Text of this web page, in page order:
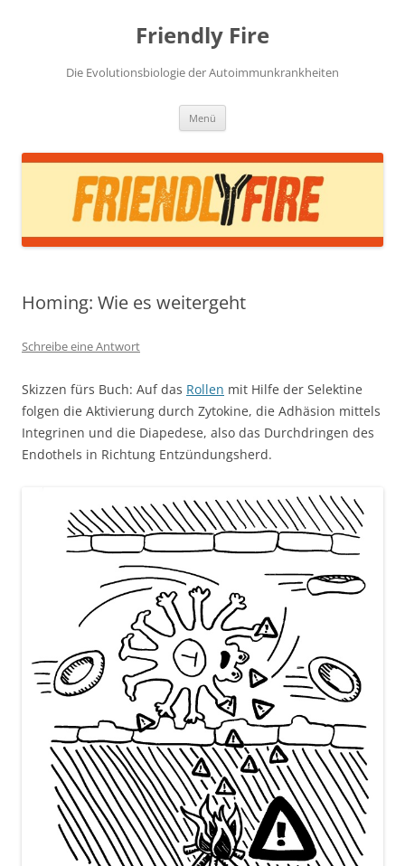
Friendly Fire
Die Evolutionsbiologie der Autoimmunkrankheiten
Menü
Homing: Wie es weitergeht
Schreibe eine Antwort
Skizzen fürs Buch: Auf das Rollen mit Hilfe der Selektine
folgen die Aktivierung durch Zytokine, die Adhäsion mittels
Integrinen und die Diapedese, also das Durchdringen des
Endothels in Richtung Entzündungsherd.